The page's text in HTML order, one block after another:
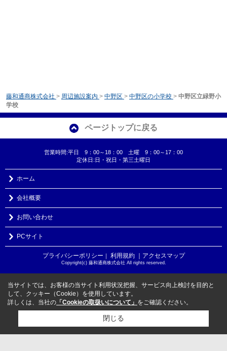
藤和通商株式会社 > 周辺施設案内 > 中野区 > 中野区の小学校 > 中野区立緑野小
学校
ページトップに戻る
営業時間:平日 9：00～18：00 土曜 9：00～17：00
定休日:日・祝日・第三土曜日
ホーム
会社概要
お問い合わせ
PCサイト
プライバシーポリシー ｜ 利用規約 ｜アクセスマップ
Copyright(c) 藤和通商株式会社 All rights reserved.
当サイトでは、お客様の当サイト利用状況把握、サービス向上検討を目的と
して、クッキー（Cookie）を使用しています。
詳しくは、当社の 「Cookieの取扱いについて」 をご確認ください。
閉じる